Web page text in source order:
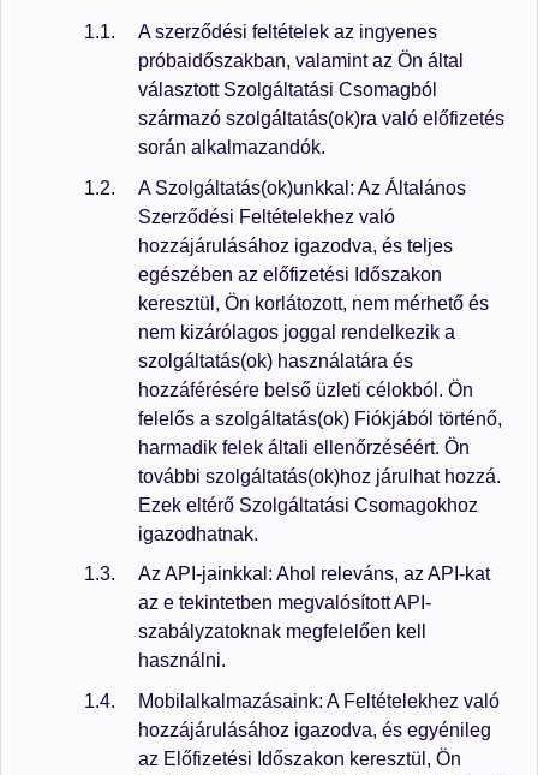
A szerződési feltételek az ingyenes
próbaidőszakban, valamint az Ön által
választott Szolgáltatási Csomagból
származó szolgáltatás(ok)ra való előfizetés
során alkalmazandók.
A Szolgáltatás(ok)unkkal: Az Általános
Szerződési Feltételekhez való
hozzájárulásához igazodva, és teljes
egészében az előfizetési Időszakon
keresztül, Ön korlátozott, nem mérhető és
nem kizárólagos joggal rendelkezik a
szolgáltatás(ok) használatára és
hozzáférésére belső üzleti célokból. Ön
felelős a szolgáltatás(ok) Fiókjából történő,
harmadik felek általi ellenőrzéséért. Ön
további szolgáltatás(ok)hoz járulhat hozzá.
Ezek eltérő Szolgáltatási Csomagokhoz
igazodhatnak.
Az API-jainkkal: Ahol releváns, az API-kat
az e tekintetben megvalósított API-
szabályzatoknak megfelelően kell
használni.
Mobilalkalmazásaink: A Feltételekhez való
hozzájárulásához igazodva, és egyénileg
az Előfizetési Időszakon keresztül, Ön